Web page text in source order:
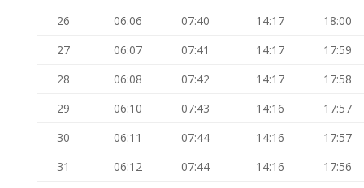
26
06:06 07:40 14:17
18:00
27
06:07 07:41 14:17
17:59
28
06:08 07:42 14:17
17:58
29
06:10 07:43 14:16
17:57
30
06:11 07:44 14:16
17:57
31
06:12 07:44 14:16 17:56